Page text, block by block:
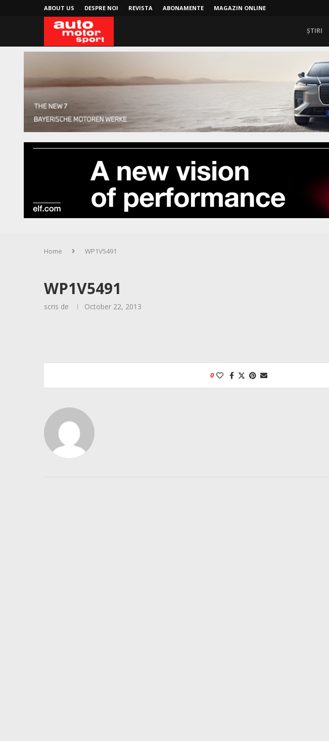
ABOUT US DESPRE NOI REVISTA ABONAMENTE MAGAZIN ONLINE
ȘTIRI
Home WP1V5491
WP1V5491
scris de October 22, 2013
0